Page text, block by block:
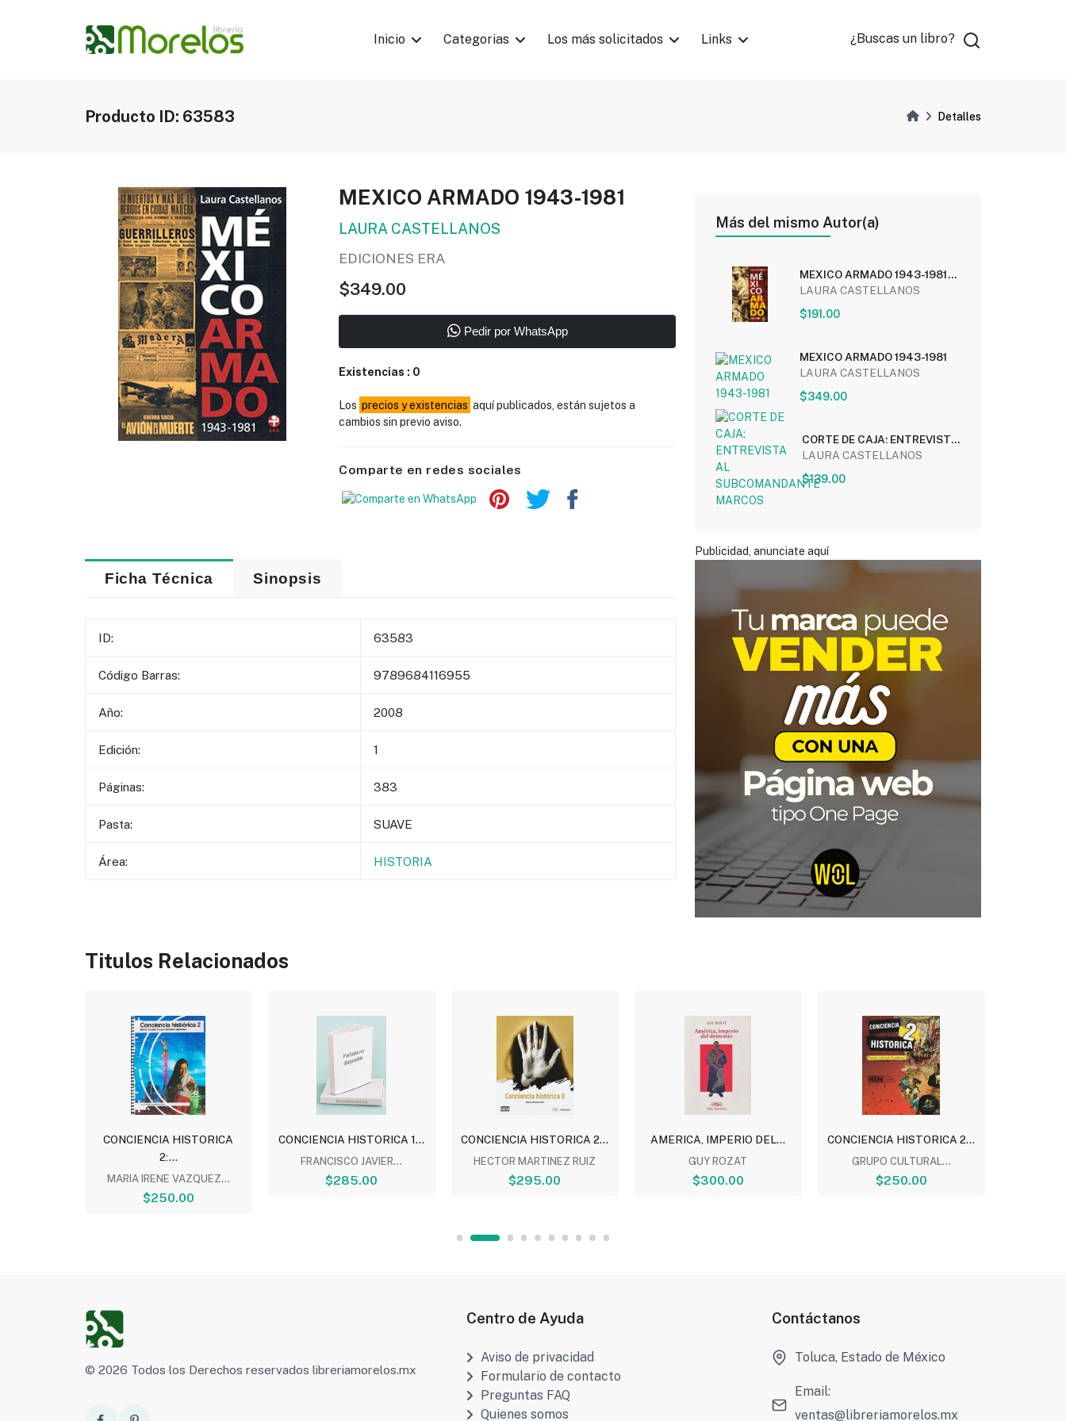
Inicio Categorias Los más solicitados Links ¿Buscas un libro?
Producto ID: 63583 Detalles
MEXICO ARMADO 1943-1981
LAURA CASTELLANOS
EDICIONES ERA
$349.00
Pedir por WhatsApp
Existencias : 0
Los precios y existencias aquí publicados, están sujetos a
cambios sin previo aviso.
Comparte en redes sociales
Ficha Técnica Sinopsis
ID: 63583
Código Barras: 9789684116955
Año: 2008
Edición: 1
Páginas: 383
Pasta: SUAVE
Área: HISTORIA
Más del mismo Autor(a)
MEXICO ARMADO 1943-1981
(BOLSILLO)
LAURA CASTELLANOS
$191.00
MEXICO ARMADO 1943-1981
LAURA CASTELLANOS
$349.00
CORTE DE CAJA: ENTREVISTA
AL SUBCOMANDANTE
LAURA CASTELLANOS
$139.00
Publicidad, anunciate aquí
Titulos Relacionados
CONCIENCIA HISTORICA
2:...
MARIA IRENE VAZQUEZ...
$250.00
CONCIENCIA HISTORICA 1...
FRANCISCO JAVIER...
$285.00
CONCIENCIA HISTORICA 2...
HECTOR MARTINEZ RUIZ
$295.00
AMERICA, IMPERIO DEL...
GUY ROZAT
$300.00
CONCIENCIA HISTORICA 2...
GRUPO CULTURAL...
$250.00
© 2026 Todos los Derechos reservados libreriamorelos.mx
Centro de Ayuda
Aviso de privacidad
Formulario de contacto
Preguntas FAQ
Quienes somos
Contáctanos
Toluca, Estado de México
Email:
ventas@libreriamorelos.mx